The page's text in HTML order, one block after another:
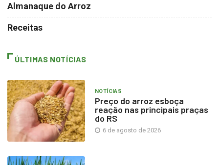
Almanaque do Arroz
Receitas
ÚLTIMAS NOTÍCIAS
NOTÍCIAS
Preço do arroz esboça
reação nas principais praças
do RS
6 de agosto de 2026